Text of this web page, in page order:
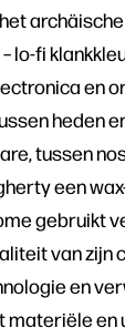
lo-fi
en
heden
tussen
een
gebruikt
van zijn
en
materiële en